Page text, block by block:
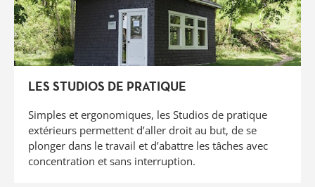
LES STUDIOS DE PRATIQUE
Simples et ergonomiques, les Studios de pratique
extérieurs permettent d’aller droit au but, de se
plonger dans le travail et d’abattre les tâches avec
concentration et sans interruption.